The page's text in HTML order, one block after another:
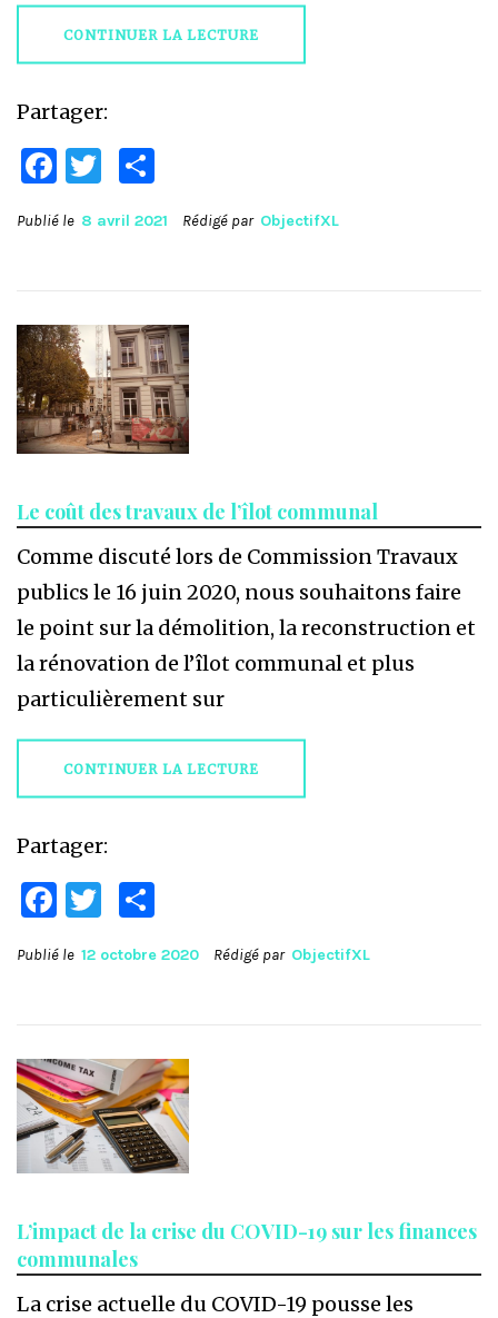
CONTINUER LA LECTURE
Partager:
Facebook
Twitter
Publié le 8 avril 2021 Rédigé par ObjectifXL
Le coût des travaux de l’îlot communal
Comme discuté lors de Commission Travaux
publics le 16 juin 2020, nous souhaitons faire
le point sur la démolition, la reconstruction et
la rénovation de l’îlot communal et plus
particulièrement sur
CONTINUER LA LECTURE
Partager:
Facebook
Twitter
Publié le 12 octobre 2020 Rédigé par ObjectifXL
L’impact de la crise du COVID-19 sur les finances
communales
La crise actuelle du COVID-19 pousse les